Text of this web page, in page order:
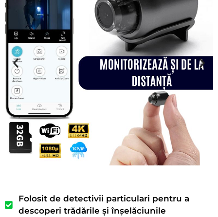
Folosit de detectivii particulari pentru a
descoperi trădările și înșelăciunile